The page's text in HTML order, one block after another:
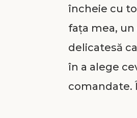
încheie cu
fața mea,
delicatesă
în a alege
comandate.